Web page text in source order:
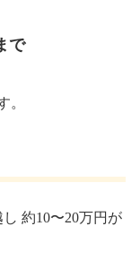
で
。
約10〜20万円が